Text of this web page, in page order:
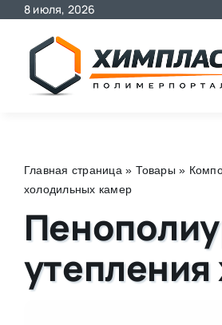
Skip
content
8 июля, 2026
Главная страница » Товары »
холодильных камер